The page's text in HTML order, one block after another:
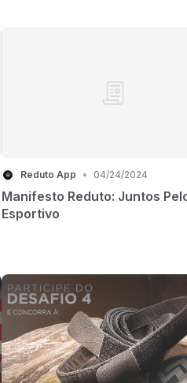
Reduto App • 04/24/2024
Manifesto Reduto: Juntos
Esportivo